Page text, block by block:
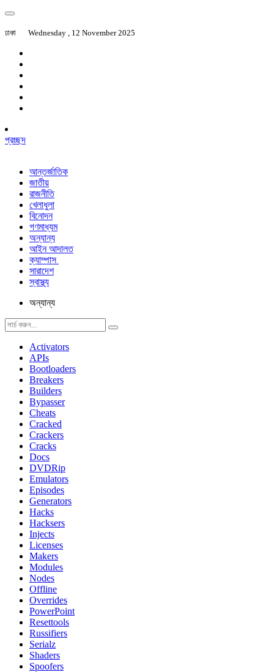
ঢাকা Wednesday , 12 November 2025
প্রচ্ছদ
আন্তর্জাতিক
জাতীয়
রাজনীতি
খেলাধুলা
বিনোদন
গণমাধ্যম
অন্যান্য
আইন আদালত
ক্যাম্পাস
সারাদেশ
স্বাস্থ্য
অন্যান্য
Activators
APIs
Bootloaders
Breakers
Builders
Bypasser
Cheats
Cracked
Crackers
Cracks
Docs
DVDRip
Emulators
Episodes
Generators
Hacks
Hacksers
Injects
Licenses
Makers
Modules
Nodes
Offline
Overrides
PowerPoint
Resettools
Russifiers
Serialz
Shaders
Spoofers